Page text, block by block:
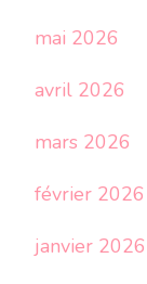
mai 2026
avril 2026
mars 2026
février 2026
janvier 2026